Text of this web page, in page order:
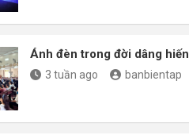
Ánh đèn trong đời dâng hiến
3 tuần ago banbientap